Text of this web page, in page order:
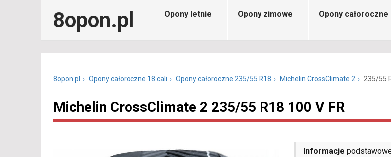
8opon.pl Opony letnie Opony zimowe Opony całoroczne
8opon.pl Opony całoroczne 18 cali Opony całoroczne 235/55 R18 Michelin CrossClimate 2 235/55
Michelin CrossClimate 2 235/55 R18 100 V FR
Informacje